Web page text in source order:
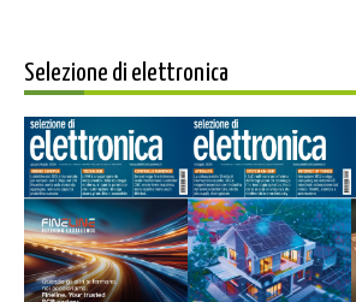
Selezione di elettronica